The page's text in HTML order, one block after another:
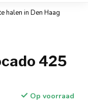
halen in Den Haag
425
Op voorraad